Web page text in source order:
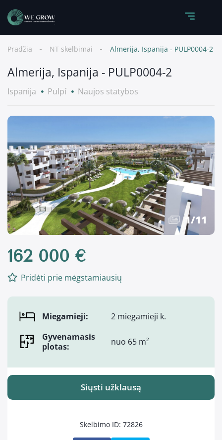
Pradžia NT skelbimai Almerija, Ispanija - PULP0004-2
Almerija, Ispanija - PULP0004-2
Ispanija Pulpí Naujos statybos
1/11
162 000 €
Pridėti prie mėgstamiausių
Miegamieji:
2 miegamieji k.
Gyvenamasis
plotas:
nuo 65 m²
Siųsti užklausą
Skelbimo ID: 72826